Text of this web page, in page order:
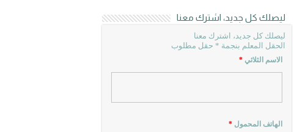
ليصلك كل جديد، اشترك معنا
ليصلك كل جديد، اشترك معنا
الحقل المعلم بنجمة * حقل مطلوب
الاسم الثلاثي *
الهاتف المحمول *